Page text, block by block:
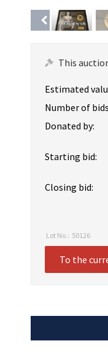
This
Estimated
Number of
Donated by:
Starting bid:
Closing bid:
Lot No.: 50126
To the